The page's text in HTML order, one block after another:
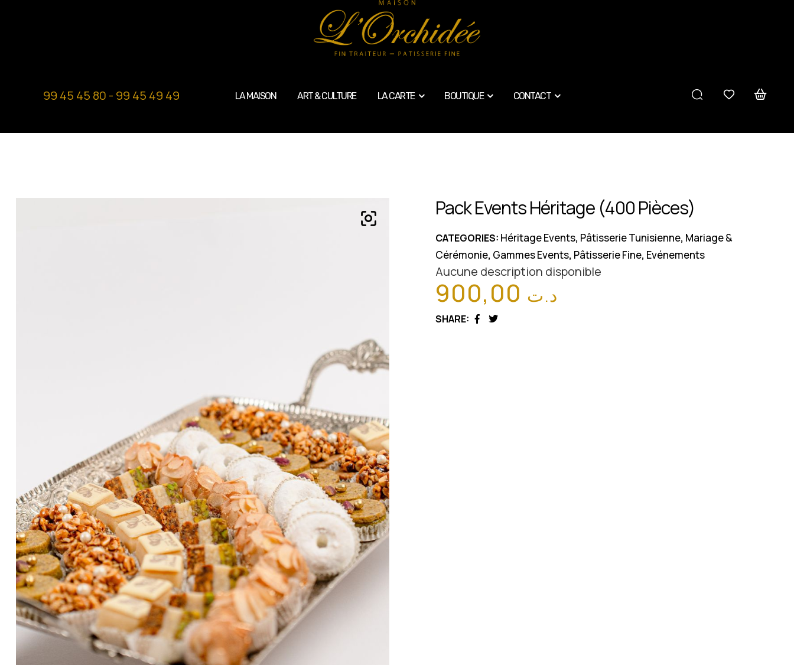
99 45 45 80 - 99 45 49 49 LA MAISON ART & CULTURE LA CARTE BOUTIQUE CONTACT
Pack Events Héritage (400 Pièces)
CATEGORIES: Héritage Events, Pâtisserie Tunisienne, Mariage &
Cérémonie, Gammes Events, Pâtisserie Fine, Evénements
Aucune description disponible
د.ت
SHARE:
Facebook
Twitter